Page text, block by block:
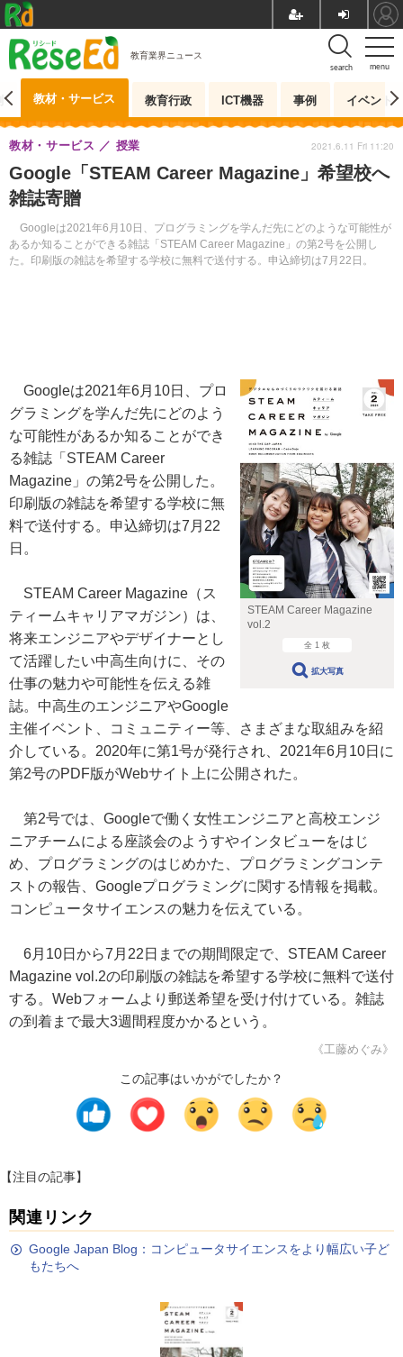
menu
search
教育業界ニュース
教材・サービス 教育行政 ICT機器 事例 イベント
Google「STEAM Career Magazine」希望校へ
雑誌寄贈
Googleは2021年6月10日、プログラミングを学んだ先にどのような可能性が
あるか知ることができる雑誌「STEAM Career Magazine」の第2号を公開し
た。印刷版の雑誌を希望する学校に無料で送付する。申込締切は7月22日。
教材・サービス 授業 2021.6.11 Fri 11:20
STEAM Career Magazine
vol.2
全 1 枚
拡大写真
Googleは2021年6月10日、プロ
グラミングを学んだ先にどのよう
な可能性があるか知ることができ
る雑誌「STEAM Career
Magazine」の第2号を公開した。
印刷版の雑誌を希望する学校に無
料で送付する。申込締切は7月22
日。
STEAM Career Magazine（ス
ティームキャリアマガジン）は、
将来エンジニアやデザイナーとし
て活躍したい中高生向けに、その
仕事の魅力や可能性を伝える雑
誌。中高生のエンジニアやGoogle
主催イベント、コミュニティー等、さまざまな取組みを紹
介している。2020年に第1号が発行され、2021年6月10日に
第2号のPDF版がWebサイト上に公開された。
第2号では、Googleで働く女性エンジニアと高校エンジ
ニアチームによる座談会のようすやインタビューをはじ
め、プログラミングのはじめかた、プログラミングコンテ
ストの報告、Googleプログラミングに関する情報を掲載。
コンピュータサイエンスの魅力を伝えている。
6月10日から7月22日までの期間限定で、STEAM Career
Magazine vol.2の印刷版の雑誌を希望する学校に無料で送付
する。Webフォームより郵送希望を受け付けている。雑誌
の到着まで最大3週間程度かかるという。
《工藤めぐみ》
この記事はいかがでしたか？
【注目の記事】
関連リンク
Google Japan Blog：コンピュータサイエンスをより幅広い子ど
もたちへ